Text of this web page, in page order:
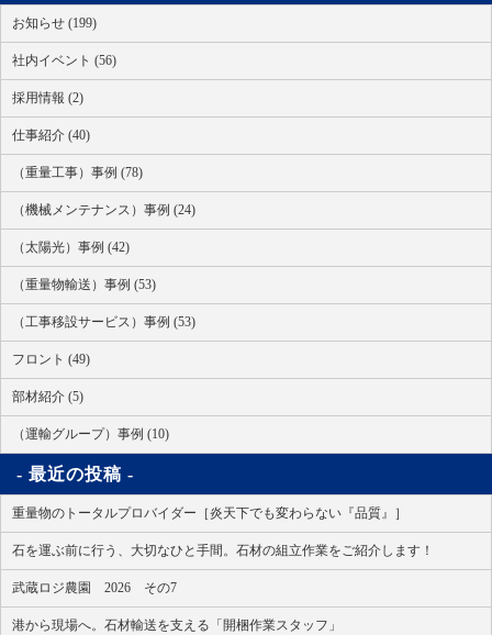
お知らせ (199)
社内イベント (56)
採用情報 (2)
仕事紹介 (40)
（重量工事）事例 (78)
（機械メンテナンス）事例 (24)
（太陽光）事例 (42)
（重量物輸送）事例 (53)
（工事移設サービス）事例 (53)
フロント (49)
部材紹介 (5)
（運輸グループ）事例 (10)
最近の投稿
重量物のトータルプロバイダー［炎天下でも変わらない『品質』］
石を運ぶ前に行う、大切なひと手間。石材の組立作業をご紹介します！
武蔵ロジ農園 2026 その7
港から現場へ。石材輸送を支える「開梱作業スタッフ」